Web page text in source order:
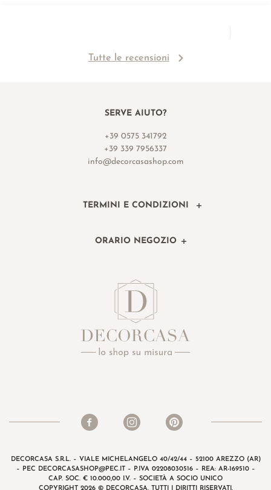
Tutte le recensioni
SERVE AIUTO?
+39 0575 341792
+39 339 7956337
info@decorcasashop.com
TERMINI E CONDIZIONI
ORARIO NEGOZIO
DECORCASA S.R.L. – VIALE MICHELANGELO 40/42/44 – 52100 AREZZO (AR)
– PEC
DECORCASASHOP@PEC.IT– P.IVA 02208030516 – REA: AR-169510 –
CAP. SOC. € 10.000,00 I.V. – SOCIETÀ A SOCIO UNICO
COPYRIGHT 2026 © DECORCASA. TUTTI I DIRITTI RISERVATI.